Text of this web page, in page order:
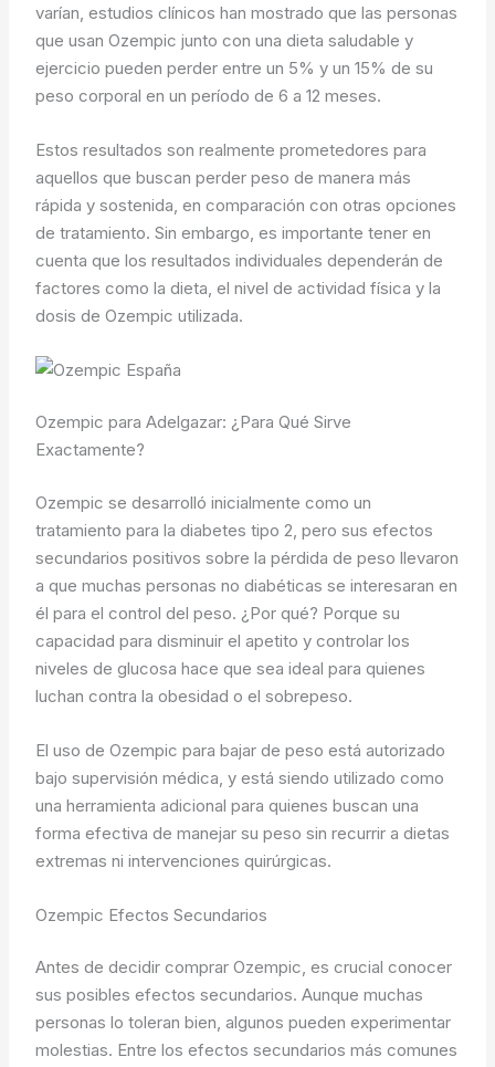
varían, estudios clínicos han mostrado que las personas
que usan Ozempic junto con una dieta saludable y
ejercicio pueden perder entre un 5% y un 15% de su
peso corporal en un período de 6 a 12 meses.
Estos resultados son realmente prometedores para
aquellos que buscan perder peso de manera más
rápida y sostenida, en comparación con otras opciones
de tratamiento. Sin embargo, es importante tener en
cuenta que los resultados individuales dependerán de
factores como la dieta, el nivel de actividad física y la
dosis de Ozempic utilizada.
Ozempic para Adelgazar: ¿Para Qué Sirve
Exactamente?
Ozempic se desarrolló inicialmente como un
tratamiento para la diabetes tipo 2, pero sus efectos
secundarios positivos sobre la pérdida de peso llevaron
a que muchas personas no diabéticas se interesaran en
él para el control del peso. ¿Por qué? Porque su
capacidad para disminuir el apetito y controlar los
niveles de glucosa hace que sea ideal para quienes
luchan contra la obesidad o el sobrepeso.
El uso de Ozempic para bajar de peso está autorizado
bajo supervisión médica, y está siendo utilizado como
una herramienta adicional para quienes buscan una
forma efectiva de manejar su peso sin recurrir a dietas
extremas ni intervenciones quirúrgicas.
Ozempic Efectos Secundarios
Antes de decidir comprar Ozempic, es crucial conocer
sus posibles efectos secundarios. Aunque muchas
personas lo toleran bien, algunos pueden experimentar
molestias. Entre los efectos secundarios más comunes